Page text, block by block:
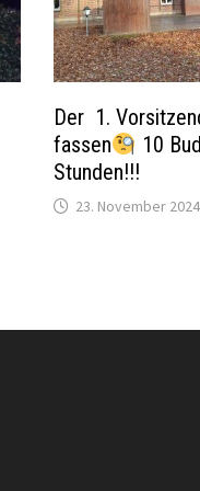
Der 1.
fassen
10
Stunden!!!
23. November 2024